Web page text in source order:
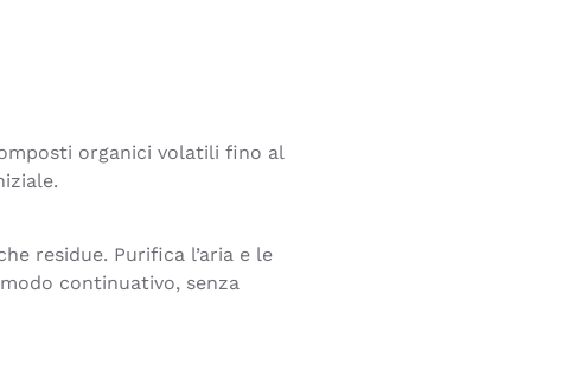
organici volatili fino al
residue. Purifica l’aria e le
continuativo, senza